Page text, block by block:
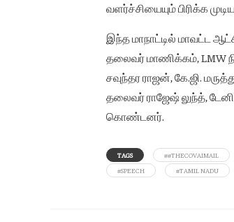
வளர்ச்சியையும் பிரிக்க
இந்த மாநாட்டில் மாவட்ட
தலைவர் மாணிக்கம், LMW
சவுந்தர ராஜன், கே.ஜி.
தலைவர் ராஜேஷ் லுந்த்,
கொண்டனர்.
TAGS ##THECOVAIMAIL
#SPEECH
#TAMIL NADU